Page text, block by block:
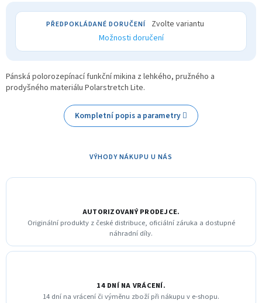
Zvolte variantu
Možnosti doručení
Pánská polorozepínací funkční mikina z lehkého, pružného a
prodyšného materiálu Polarstretch Lite.
Kompletní popis a parametry
VÝHODY NÁKUPU U NÁS
AUTORIZOVANÝ PRODEJCE.
Originální produkty z české distribuce, oficiální záruka a dostupné
náhradní díly.
14 DNÍ NA VRÁCENÍ.
14 dní na vrácení či výměnu zboží při nákupu v e-shopu.